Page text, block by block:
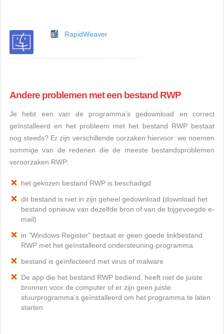
RapidWeaver
Andere problemen met een bestand RWP
Je hebt een van de programma's gedownload en correct
geïnstalleerd en het probleem met het bestand RWP bestaat
nog steeds? Er zijn verschillende oorzaken hiervoor: we noemen
sommige van de redenen die de meeste bestandsproblemen
veroorzaken RWP:
het gekozen bestand RWP is beschadigd
dit bestand is niet in zijn geheel gedownload (download het
bestand opnieuw van dezelfde bron of van de bijgevoegde e-
mail)
in "Windows Register" bestaat er geen goede linkbestand
RWP met het geïnstalleerd ondersteuning-programma
bestand is geïnfecteerd met virus of malware
De app die het bestand RWP bediend, heeft niet de juiste
bronnen voor de computer of er zijn geen juiste
stuurprogramma's geïnstalleerd om het programma te laten
starten